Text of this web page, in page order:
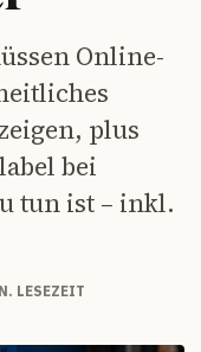
Online-
plus
bei
tun ist – inkl.
LESEZEIT